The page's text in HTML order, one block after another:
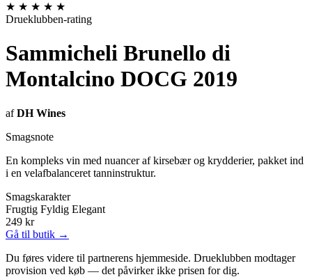
★ ★ ★ ★ ★
Drueklubben-rating
Sammicheli Brunello di
Montalcino DOCG 2019
afDH Wines
Smagsnote
En kompleks vin med nuancer af kirsebær og krydderier, pakket ind
i en velafbalanceret tanninstruktur.
Smagskarakter
Frugtig Fyldig Elegant
249 kr
Gå til butik →
Du føres videre til partnerens hjemmeside. Drueklubben modtager
provision ved køb — det påvirker ikke prisen for dig.